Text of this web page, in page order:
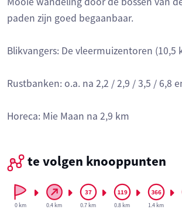
paden zijn goed begaanbaar.
Blikvangers: De vleermuizentoren (10,5
Rustbanken: o.a. na 2,2 / 2,9 / 3,5 / 6,8
Horeca: Mie Maan na 2,9 km
te volgen knooppunten
0 km 0.4 km 0.7 km 0.8 km 1.4 km